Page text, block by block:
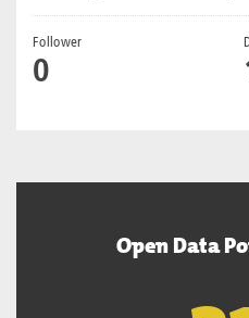
Follower
0
Open Data